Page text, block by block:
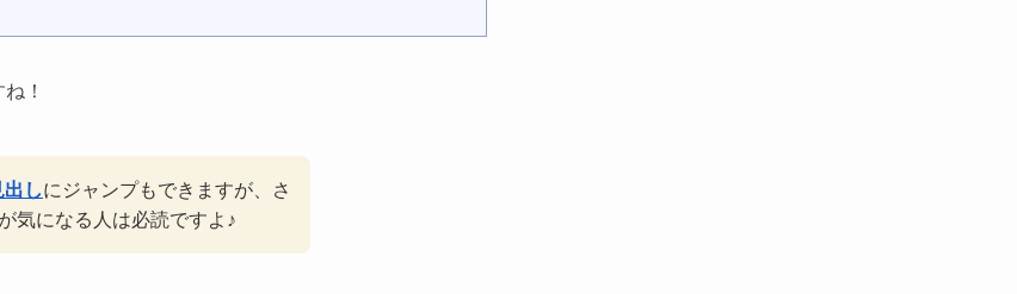
！
出しにジャンプもできますが、さ
気になる人は必読ですよ♪